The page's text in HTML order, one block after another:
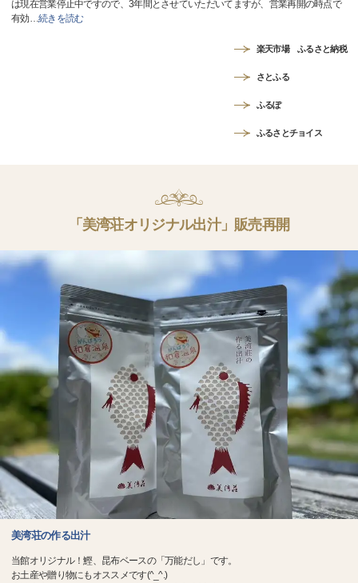
は現在営業停止中ですので、3年間とさせていただいてますが、営業再開の時点で
有効…続きを読む
楽天市場 ふるさと納税
さとふる
ふるぽ
ふるさとチョイス
「美湾荘オリジナル出汁」販売再開
美湾荘の作る出汁
当館オリジナル！鰹、昆布ベースの「万能だし」です。
お土産や贈り物にもオススメです(^_^.)